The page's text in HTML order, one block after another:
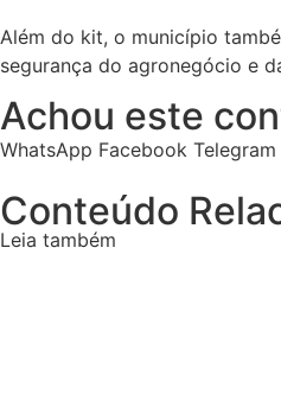
Além do kit, o município
segurança do agronegócio e
Achou este
WhatsApp Facebook Telegram
Conteúdo
Leia também